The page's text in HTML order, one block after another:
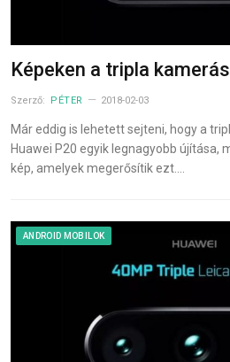
Képeken a tripla
Szerző: PÉTER 2018-02-03
Már eddig is lehetett sejteni, hogy a
Huawei P20 egyik legnagyobb újítása,
kép, amelyek megerősítik ezt.…
ANDROID MOBILOK